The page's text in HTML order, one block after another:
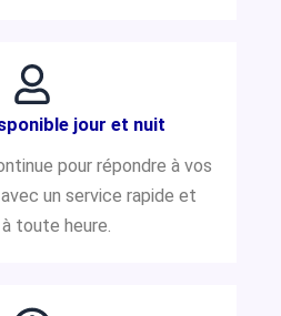
jour et nuit
pour répondre à vos
un service rapide et
toute heure.